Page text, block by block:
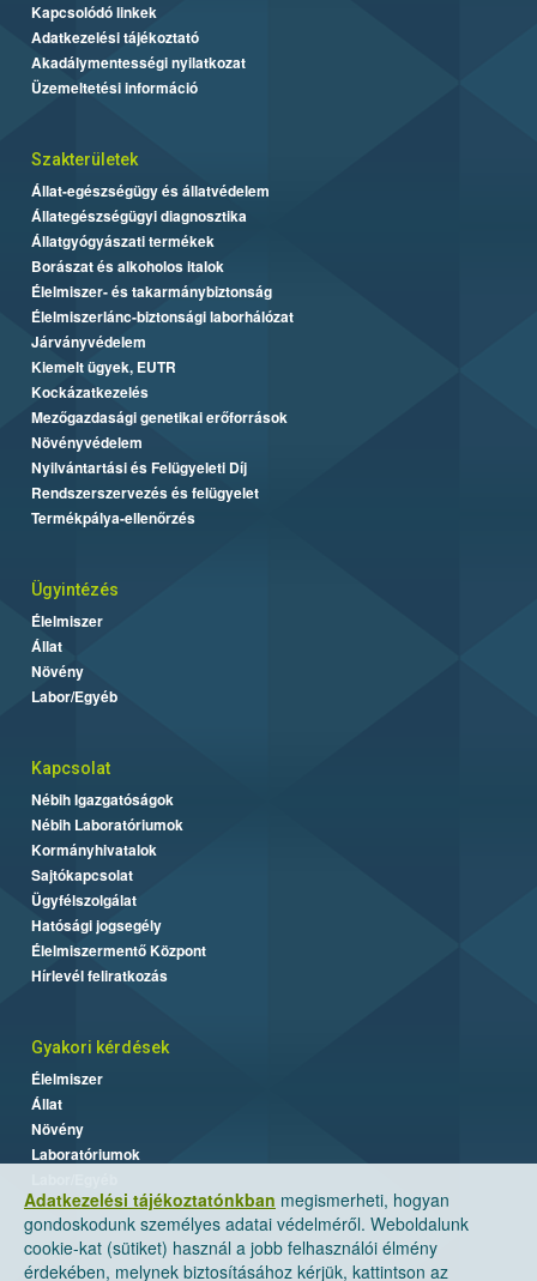
Adatkezelési tájékoztatónkban megismerheti, hogyan
gondoskodunk személyes adatai védelméről. Weboldalunk
cookie-kat (sütiket) használ a jobb felhasználói élmény
érdekében, melynek biztosításához kérjük, kattintson az
Kapcsolódó linkek
Adatkezelési tájékoztató
Akadálymentességi nyilatkozat
Üzemeltetési információ
Szakterületek
Állat-egészségügy és állatvédelem
Állategészségügyi diagnosztika
Állatgyógyászati termékek
Borászat és alkoholos italok
Élelmiszer- és takarmánybiztonság
Élelmiszerlánc-biztonsági laborhálózat
Járványvédelem
Kiemelt ügyek, EUTR
Kockázatkezelés
Mezőgazdasági genetikai erőforrások
Növényvédelem
Nyilvántartási és Felügyeleti Díj
Rendszerszervezés és felügyelet
Termékpálya-ellenőrzés
Ügyintézés
Élelmiszer
Állat
Növény
Labor/Egyéb
Kapcsolat
Nébih Igazgatóságok
Nébih Laboratóriumok
Kormányhivatalok
Sajtókapcsolat
Ügyfélszolgálat
Hatósági jogsegély
Élelmiszermentő Központ
Hírlevél feliratkozás
Gyakori kérdések
Élelmiszer
Állat
Növény
Laboratóriumok